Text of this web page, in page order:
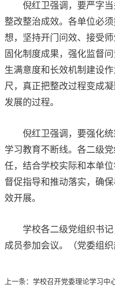
倪红卫强调，要严字
整改整治成效。各单位必
想，坚持开门问效、接受师
固化制度成果，强化监督
生满意度和长效机制建设
尺，真正把整改过程变成
发展的过程。
倪红卫强调，要强化
学习教育不断线。各二级
任，结合学校实际和本单
督促指导和推动落实，确
效开展。
学校各二级党组织书
成员参加会议。（党委组织
上一条： 学校召开党委理论学习中